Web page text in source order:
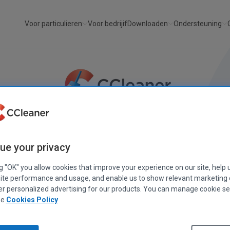
Voor particulieren Voor bedrijifDownloaden Ondersteuning
in
your privacy
"OK" you allow cookies that improve your experience on our site, help
performance and usage, and enable us to show relevant marketing
personalized advertising for our products. You can manage cookie
Cookies Policy